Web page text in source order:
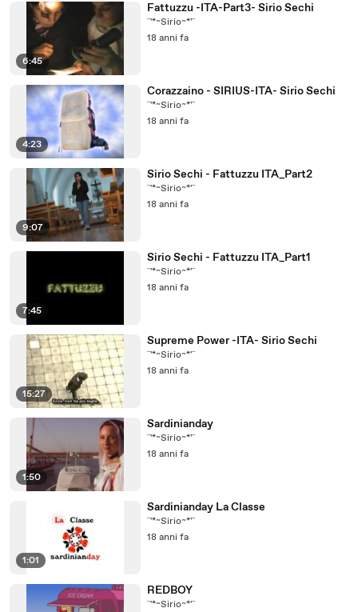
6:45
Fattuzzu -ITA-Part3- Sirio Sechi
¨'*~Sirio~*'¨
18 anni fa
4:23
Corazzaino - SIRIUS-ITA- Sirio Sechi
¨'*~Sirio~*'¨
18 anni fa
9:07
Sirio Sechi - Fattuzzu ITA_Part2
¨'*~Sirio~*'¨
18 anni fa
7:45
Sirio Sechi - Fattuzzu ITA_Part1
¨'*~Sirio~*'¨
18 anni fa
15:27
Supreme Power -ITA- Sirio Sechi
¨'*~Sirio~*'¨
18 anni fa
1:50
Sardinianday
¨'*~Sirio~*'¨
18 anni fa
1:01
Sardinianday La Classe
¨'*~Sirio~*'¨
18 anni fa
REDBOY
¨'*~Sirio~*'¨